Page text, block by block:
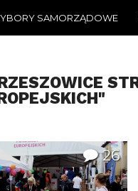
SAMORZĄDOWE
26